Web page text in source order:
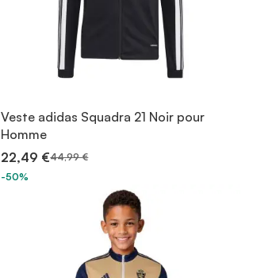
Veste adidas Squadra 21 Noir pour
Homme
22,49 €44,99 €
-50%